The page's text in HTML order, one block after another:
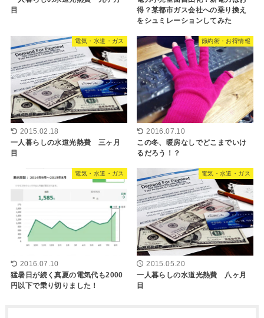
目
得？某都市ガス会社への乗り換え
をシュミレーションしてみた
電気・水道・ガス
2015.02.18
一人暮らしの水道光熱費 三ヶ月
目
節約術・お得情報
2016.07.10
この冬、暖房なしでどこまでいけ
るだろう！？
電気・水道・ガス
2016.07.10
猛暑日が続く真夏の電気代も2000
円以下で乗り切りました！
電気・水道・ガス
2015.05.20
一人暮らしの水道光熱費 八ヶ月
目